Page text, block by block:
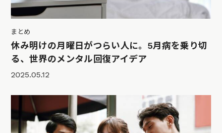
まとめ
休み明けの月曜日がつらい人に。5月病を乗り切
る、世界のメンタル回復アイデア
2025.05.12